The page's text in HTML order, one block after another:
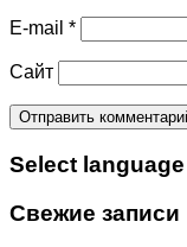
E-mail *
Сайт
Select language
Свежие записи